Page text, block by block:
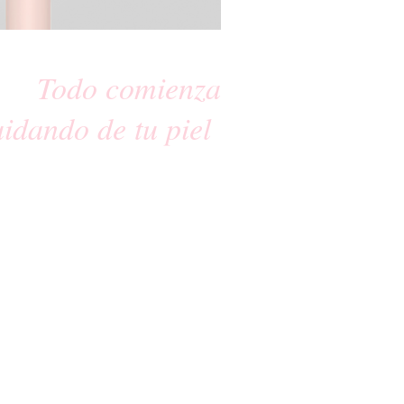
Todo comienza
de tu piel